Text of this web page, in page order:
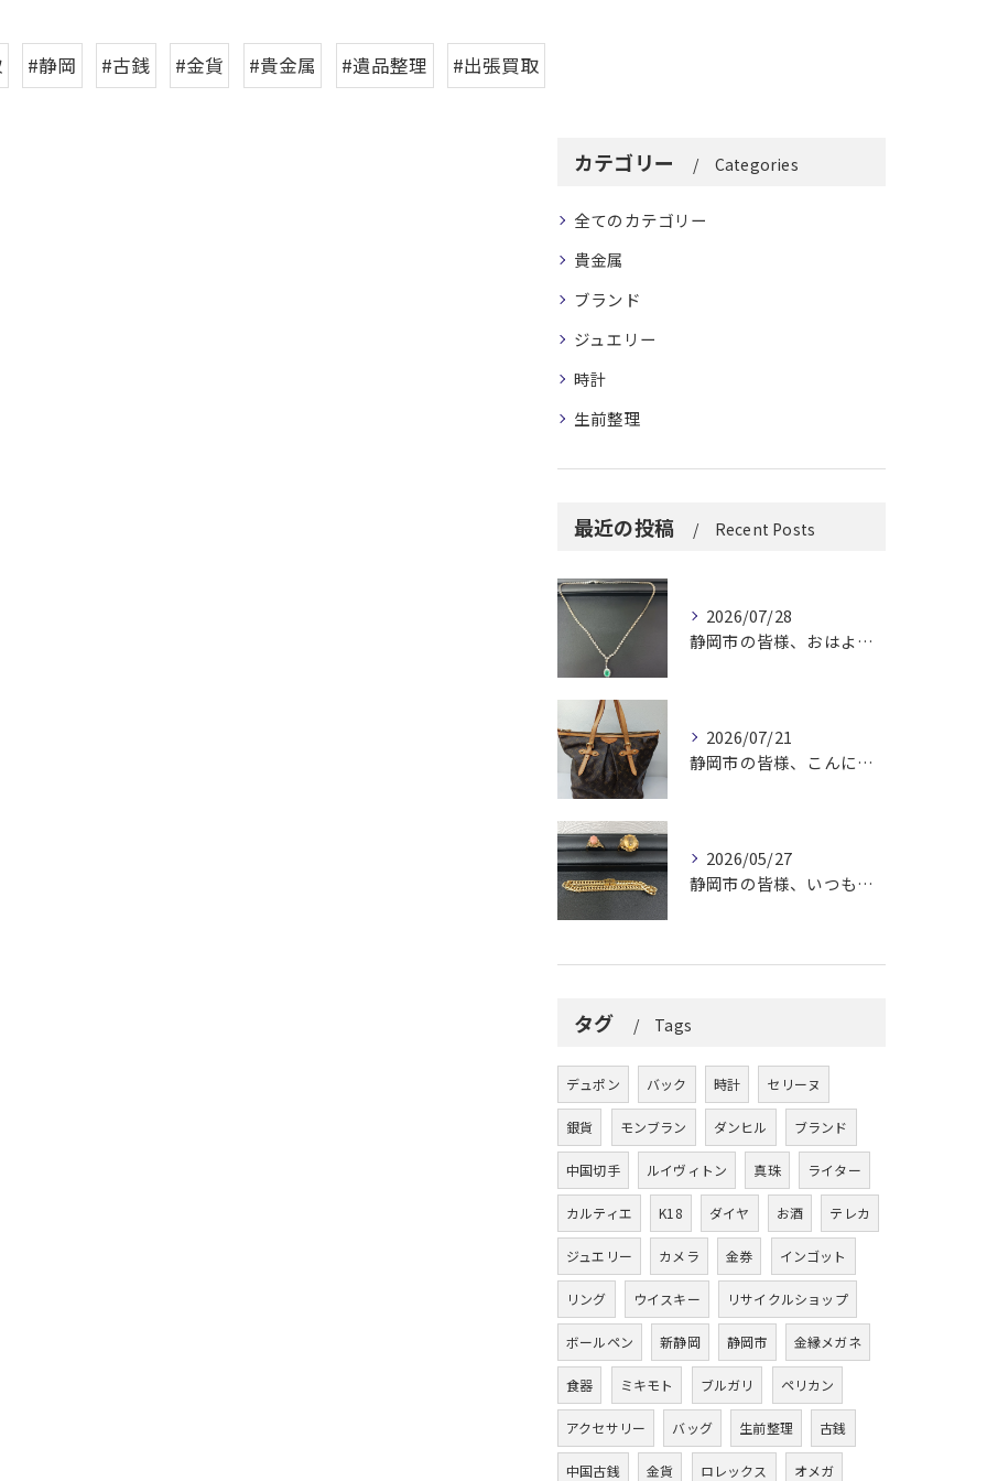
#静岡 #古銭 #金貨 #貴金属 #遺品整理 #出張買取
カテゴリー Categories
全てのカテゴリー
貴金属
ブランド
ジュエリー
時計
生前整理
最近の投稿 Recent Posts
2026/07/28
静岡市の皆様、おはようございます。
2026/07/21
静岡市の皆様、こんにちは！
2026/05/27
静岡市の皆様、いつも大変お世話になっております。
タグ Tags
デュポン バック 時計 セリーヌ
銀貨 モンブラン ダンヒル ブランド
中国切手 ルイヴィトン 真珠 ライター
カルティエ K18 ダイヤ お酒 テレカ
ジュエリー カメラ 金券 インゴット
リング ウイスキー リサイクルショップ
ボールペン 新静岡 静岡市 金縁メガネ
食器 ミキモト ブルガリ ペリカン
アクセサリー バッグ 生前整理 古銭
中国古銭 金貨 ロレックス オメガ